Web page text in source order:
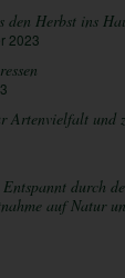
den Herbst ins
2023
Artenvielfalt und
durch
auf Natur